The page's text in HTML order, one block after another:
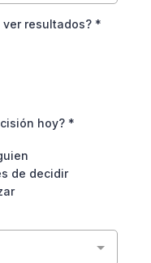
ver resultados? *
hoy? *
de decidir